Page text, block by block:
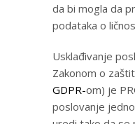
da bi mogla da
podataka o
Usklađivanje
Zakonom o
GDPR-om) je
poslovanje